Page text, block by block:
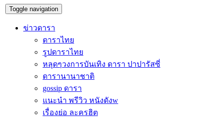
Toggle navigation
ข่าวดารา
ดาราไทย
รูปดาราไทย
หลุดๆวงการบันเทิง ดารา ปาปารัสซี่
ดารานานาชาติ
gossip ดารา
แนะนำ พรีวิว หนังดังw
เรื่องย่อ ละครฮิต